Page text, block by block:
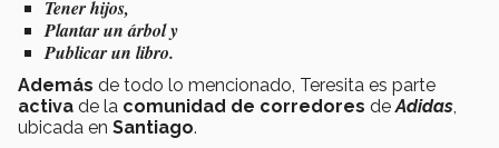
Tener hijos,
Plantar un árbol y
Publicar un libro.
Además de todo lo mencionado, Teresita es parte
activa de la comunidad de corredores deAdidas,
ubicada en Santiago.